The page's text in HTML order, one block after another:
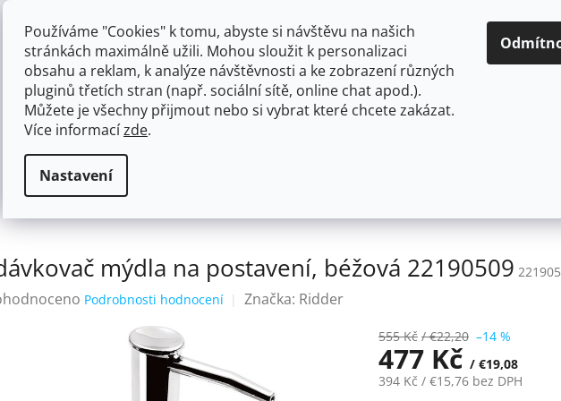
Používáme "Cookies" k tomu, abyste si návštěvu na našich
stránkách maximálně užili. Mohou sloužit k personalizaci
obsahu a reklam, k analýze návštěvnosti a ke zobrazení různých
pluginů třetích stran (např. sociální sítě, online chat apod.).
Můžete je všechny přijmout nebo si vybrat které chcete zakázat.
Více informacízde.
Nastavení
HLEDAT
100MM SE SPRCHOU
Dávkovače na postavení
dávkovač mýdla na postavení, béžová 22190509
Podrobnosti hodnocení Značka: Ridder
555 Kč / €22,20 –14 %
477 Kč / €19,08
394 Kč / €15,76 bez DPH